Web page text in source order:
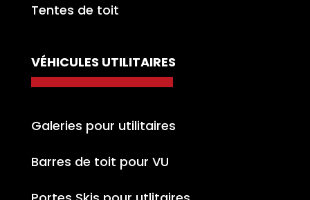
Tentes de toit
VÉHICULES UTILITAIRES
Galeries pour utilitaires
Barres de toit pour VU